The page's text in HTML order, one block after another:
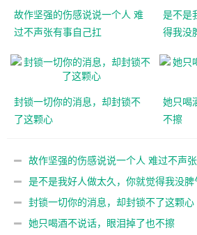
故作坚强的伤感说说一个人 难
过不声张有事自己扛
是不是
得我没
封锁一切你的消息，却封锁不
了这颗心
她只喝
不擦
故作坚强的伤感说说一个人 难过不声
是不是我好人做太久，你就觉得我没脾
封锁一切你的消息，却封锁不了这颗心
她只喝酒不说话，眼泪掉了也不擦